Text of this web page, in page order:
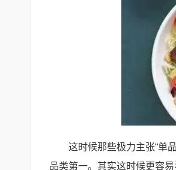
这时候那些极力主张“单
品类第一。其实这时候更容